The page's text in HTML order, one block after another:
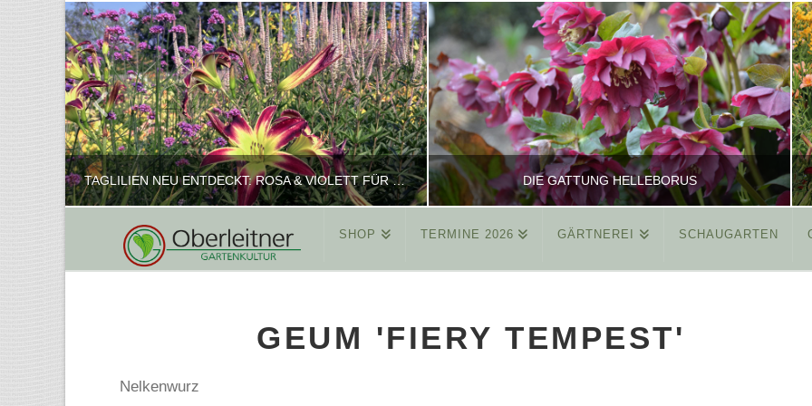
TAGLILIEN NEU ENTDECKT: ROSA & VIOLETT FÜR ROMANTISCHE PFLANZKOMBINATIONEN
REINHARD
FEBRUAR 16, 2025
DIE GATTUNG HELLEBORUS
REINHARD
MÄRZ 26, 2015
SHOP TERMINE 2026 GÄRTNEREI SCHAUGARTEN
GEUM 'FIERY TEMPEST'
Nelkenwurz